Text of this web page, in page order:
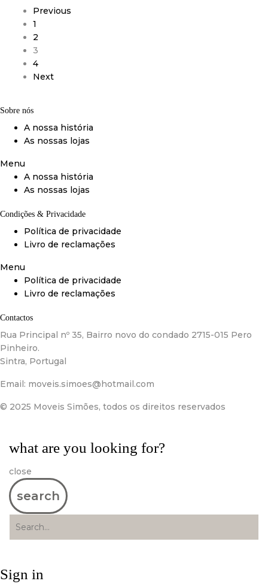
Previous
1
2
3
4
Next
Sobre nós
A nossa história
As nossas lojas
Menu
A nossa história
As nossas lojas
Condições & Privacidade
Política de privacidade
Livro de reclamações
Menu
Política de privacidade
Livro de reclamações
Contactos
Rua Principal nº 35, Bairro novo do condado 2715-015 Pero
Pinheiro.
Sintra, Portugal
Email: moveis.simoes@hotmail.com
© 2025 Moveis Simões, todos os direitos reservados
what are you looking for?
close
search
Sign in